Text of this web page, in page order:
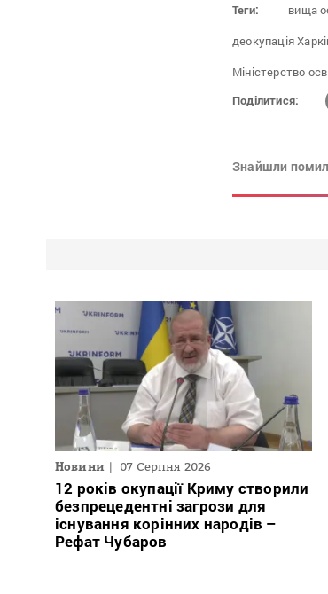
Теги: вища
деокупація
Міністерство
Поділитися:
Знайшли
Новини 07 Серпня 2026
12 років окупації Криму створили
безпрецедентні загрози для
існування корінних народів –
Рефат Чубаров